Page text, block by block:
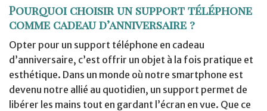
Pourquoi choisir un support téléphone
comme cadeau d’anniversaire ?
Opter pour un support téléphone en cadeau
d’anniversaire, c’est offrir un objet à la fois pratique et
esthétique. Dans un monde où notre smartphone est
devenu notre allié au quotidien, un support permet de
libérer les mains tout en gardant l’écran en vue. Que ce